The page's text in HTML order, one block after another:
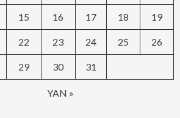
YAN »
15 16 17 18 19
22 23 24 25 26
29 30 31